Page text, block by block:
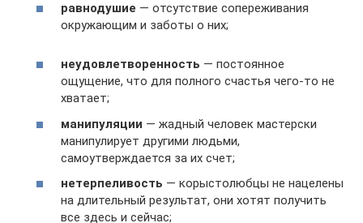
равнодушие — отсутствие сопереживания
окружающим и заботы о них;
неудовлетворенность — постоянное
ощущение, что для полного счастья чего-то не
хватает;
манипуляции — жадный человек мастерски
манипулирует другими людьми,
самоутверждается за их счет;
нетерпеливость — корыстолюбцы не нацелены
на длительный результат, они хотят получить
все здесь и сейчас;